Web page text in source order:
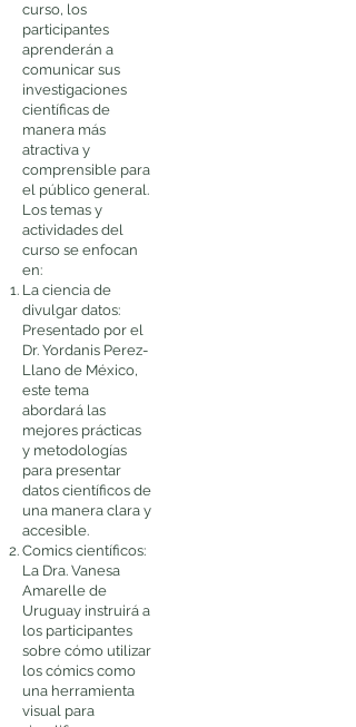
curso, los
participantes
aprenderán a
comunicar sus
investigaciones
científicas de
manera más
atractiva y
comprensible para
el público general.
Los temas y
actividades del
curso se enfocan
en:
La ciencia de
divulgar datos:
Presentado por el
Dr. Yordanis Perez-
Llano de México,
este tema
abordará las
mejores prácticas
y metodologías
para presentar
datos científicos de
una manera clara y
accesible.
Comics científicos:
La Dra. Vanesa
Amarelle de
Uruguay instruirá a
los participantes
sobre cómo utilizar
los cómics como
una herramienta
visual para